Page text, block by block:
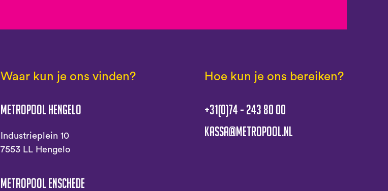
Waar kun je ons vinden?
Metropool Hengelo
Industrieplein 10
7553 LL Hengelo
Metropool Enschede
Hoe kun je ons bereiken?
+31(0)74 - 243 80 00
kassa@metropool.nl